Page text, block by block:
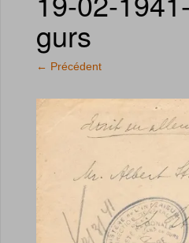
gurs
← Précédent